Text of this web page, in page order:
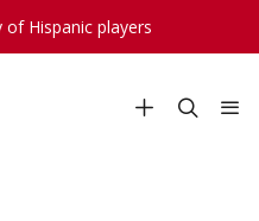
Hispanic players